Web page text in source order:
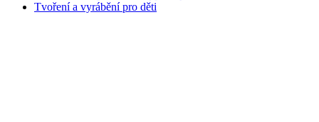
Tvoření a vyrábění pro děti